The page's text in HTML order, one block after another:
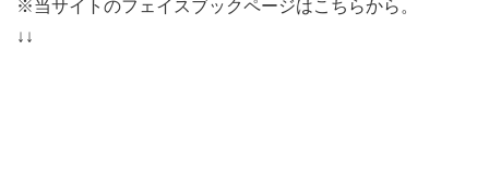
※当サイトのフェイスブックページはこちらから。
↓↓